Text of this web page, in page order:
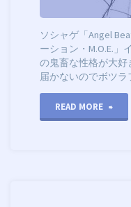
ソシャゲ「Angel
ーション・M.O.E.」
の鬼畜な性格が大好
届かないのでボツ
READ MORE